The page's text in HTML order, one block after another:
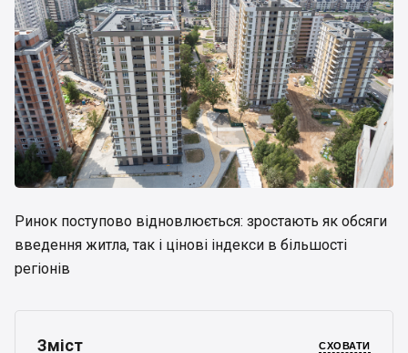
Ринок поступово відновлюється: зростають як обсяги
введення житла, так і цінові індекси в більшості
регіонів
Зміст СХОВАТИ